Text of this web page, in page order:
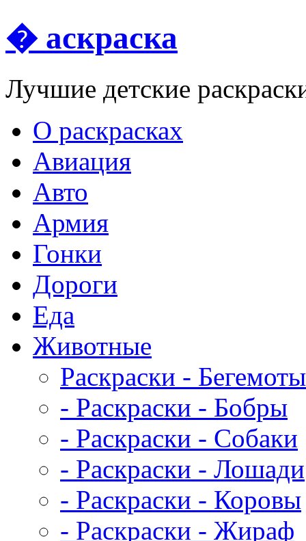
� аскраска
Лучшие детские
О раскрасках
Авиация
Авто
Армия
Гонки
Дороги
Еда
Животныe
Раскраски - Бегемоты
- Раскраски - Бобры
- Раскраски - Собаки
- Раскраски - Лошади
- Раскраски - Коровы
- Раскраски - Жираф